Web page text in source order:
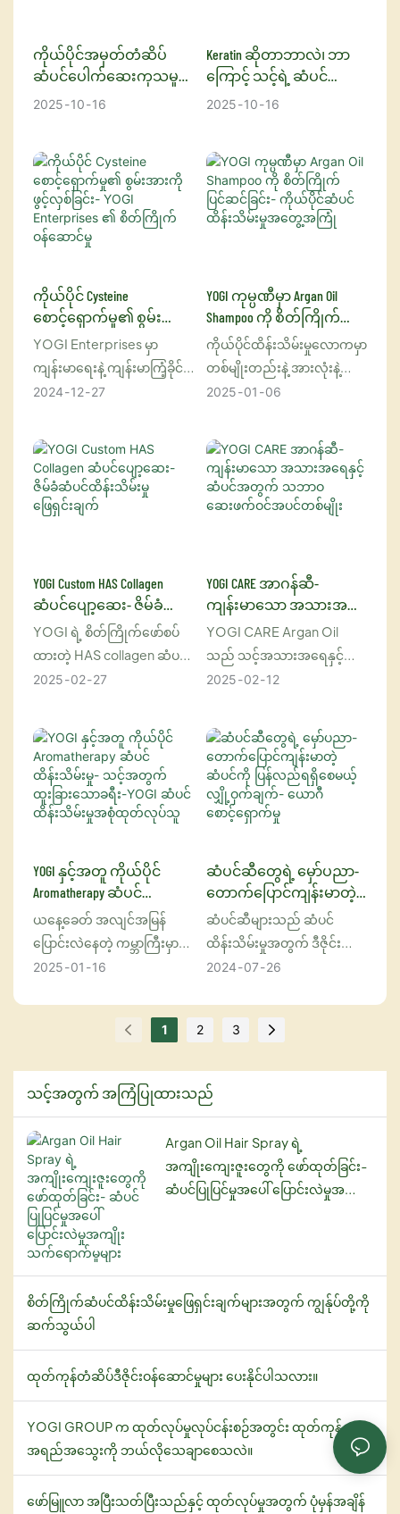
လိုက်ပါ။
လေ့လာသွားမှာဖြစ်ပြီး သင့်
ဆံပင်ထိန်းသိမ်းမှုလုပ်ရိုးလုပ်
စဉ်မှာ ဘာကြောင့် ထည့်သွင်း
များစွာကို ဖော်ပြပေးသွားမှာ
ဖြစ်ပါတယ်။
ထားသော ဤ mask သည်
ဆံပင်ဖွဲ့စည်းပုံကို ပြန်လည်
စွမ်းနိုင်စေရန် ကူညီပေးပြီး
ဆံပင်ကို ပိုမိုနူးညံ့တောက်
ပြောင်စေပြီး ကျန်းမာစေ
ပါသည်။
ကိုယ်ပိုင်အမှတ်တံဆိပ်
ဆံပင်ပေါက်ဆေးကုသမှု
လိုအပ်ပါသလား။ အဓိက
2025 10 16
Keratin ဆိုတာဘာလဲ၊ ဘာ
ကြောင့် သင့်ရဲ့ ဆံပင်
ထိန်းသိမ်းမှု ထုတ်ကုန်လိုင်း
2025 10 16
ကိုယ်ပိုင် Cysteine ​​
စောင့်ရှောက်မှု၏ စွမ်းအား
ကို ဖွင့်လှစ်ခြင်း- YOGI
Enterprises ၏ စိတ်ကြိုက်
ဝန်ဆောင်မှု
YOGI Enterprises မှာ
ကျန်းမာရေးနဲ့ ကျန်းမာကြံ့ခိုင်မှု
လောကမှာ ဆန်းသစ်တီထွင်မှု
ပေါင်းစပ်ထားပါတယ်။
စိတ်ကြိုက်ကျန်းမာရေး
ဖြေရှင်းချက်တွေအတွက်
တိုးပွားလာနေတဲ့ ၀ယ်လိုအား
အောက်ဆီးဒင့် အထောက်အပံ့
အထိ ကိုယ်ရေးကိုယ်တာ
စောင့်ရှောက်မှုရဲ့ ရှုထောင့်များ
စွာကို ပစ်မှတ်ထားတဲ့ အဆင့်
မြင့်ထုတ်ကုန်ဖြစ်တဲ့
မိတ်ဆက်လိုက်ပါတယ်။
ခေတ်မီသိပ္ပံပညာကို အမိုင်နို
အက်ဆစ်ကုထုံးရဲ့
အကျိုးကျေးဇူးတွေနဲ့
ပုဂ္ဂိုလ်ရေးဆန်တဲ့ ကျန်းမာရေး
နဲ့ အလှအပဆိုင်ရာ
ဖြေရှင်းချက်တွေကို ခံစားနိုင်
အောင် ကျွန်ုပ်တို့ စွမ်းဆောင်
ပေးပါတယ်။
2024 12 27
YOGI ကုမ္ပဏီမှာ Argan Oil
Shampoo ကို စိတ်ကြိုက်
ပြင်ဆင်ခြင်း- ကိုယ်ပိုင်
ဆံပင်ထိန်းသိမ်းမှု
အတွေ့အကြုံ
ကိုယ်ပိုင်ထိန်းသိမ်းမှုလောကမှာ
တစ်မျိုးတည်းနဲ့ အားလုံးနဲ့
ကိုက်ညီတာမျိုး မဟုတ်ပါဘူး
ထိန်းသိမ်းမှုနဲ့ ပတ်သက်လာ
ရင်ပေါ့။ သင့်ဆံပင်က
ခြောက်သွေ့နေပါစေ၊ အဆီပြန်
နေပါစေ၊ ကောက်နေပါစေ၊ ဒါမှ
လိုအပ်ချက်တွေနဲ့ ကိုက်ညီတဲ့
ပြီးပြည့်စုံတဲ့ ခေါင်းလျှော်ရည်
အလုပ်တစ်ခု ဖြစ်နိုင်ပါတယ်။
အဲဒါကြောင့် YOGI ကုမ္ပဏီက
စိတ်ကြိုက်အာဟာရဓာတ်တွေ
ပေးစွမ်းနိုင်ဖို့ ဒီဇိုင်းထုတ်ထား
တဲ့ သူတို့ရဲ့ စိတ်ကြိုက် Argan
Oil ခေါင်းလျှော်ရည်နဲ့
2025 01 06
YOGI Custom HAS Collagen
ဆံပင်ပျော့ဆေး- ဇိမ်ခံ
ဆံပင်ထိန်းသိမ်းမှု
ဖြေရှင်းချက်
YOGI ရဲ့ စိတ်ကြိုက်ဖော်စပ်
ထားတဲ့ HAS collagen ဆံပင်
ပျော့ဆေးဟာ သင့်ဆံပင်ကို
ဖြည့်တင်းပေးပြီး ပြန်လည်နုပျို
စေဖို့အတွက် ဒီဇိုင်းထုတ်ထား
တဲ့ တော်လှန်ပြောင်းလဲမှု
ထုတ်ကုန်တစ်ခုပါ။
အရည်အသွေးမြင့်
(HAS) ပါဝင်တဲ့ ဒီဆံပင်ပျော့
ဆေးဟာ အစိုဓာတ်ကို
ပြန်လည်ဖြည့်တင်းပေးခြင်း၊
ဆန့်နိုင်အားကို မြှင့်တင်ပေး
ခြင်းနဲ့ ဆံသားတစ်ခုလုံးရဲ့
ကောင်းမွန်စေဖို့ အံ့ဖွယ်
လုပ်ဆောင်ချက်တွေကို
အစိုဓာတ်ဖြည့်တင်းပေးတဲ့ ဖော်
မြူလာက ဆံပင်တစ်ချောင်း
ချင်းစီကို နက်ရှိုင်းစွာ စိမ့်ဝင်ပြီး
ဆံသားကို ပိုးသားလို နူးညံ့
ချောမွေ့စေပြီး စီမံခန့်ခွဲရ
လွယ်ကူစေပါတယ်။ ပုံမှန်
အသုံးပြုခြင်းအားဖြင့် ဆံပင်
ကျိုးကြေခြင်းကို လျှော့ချပေး
ရုံသာမက ဆံပင်အတွင်းပိုင်းက
နေ သန်မာစေခြင်းဖြင့် ကျန်းမာ
တဲ့ ကြီးထွားမှုကိုလည်း မြှင့်
တင်ပေးပါတယ်။
2025 02 27
YOGI CARE အာဂန်ဆီ-
ကျန်းမာသော အသားအရေ
နှင့် ဆံပင်အတွက် သဘာဝ
ဆေးဖက်ဝင်အပင်တစ်မျိုး
YOGI CARE Argan Oil
သည် သင့်အသားအရေနှင့်
ဆံပင်အတွက် အကျိုးကျေးဇူး
ပရီမီယံ ၁၀၀% သဘာဝဆီတစ်
မျိုးဖြစ်သည်။ မော်ရိုကိုနိုင်ငံမှ
မူလပေါက်ရောက်သော Argan
သစ်ပင်၏ အစေ့မှ ထုတ်ယူ
ထားသော ဤဇိမ်ခံဆီသည်
အာဟာရဓာတ်နှင့် ကုသခြင်း
ဂုဏ်သတ္တိများကြောင့် "အရည်
ရွှေ" ဟု မကြာခဏ ရည်ညွှန်း
လေ့ရှိသည်။ ဗီတာမင်များ၊ မရှိ
မဖြစ်လိုအပ်သော အဆီအက်
များ ပြည့်နှက်နေသော YOGI
CARE Argan Oil ကို ပြန်လည်
နှင့် ကာကွယ်ပေးရန် ဒီဇိုင်း
ထုတ်ထားပြီး မည်သည့်
အလှအပအစီအစဉ်တွင်မဆို မ
ရှိမဖြစ်ဖြည့်စွက်ပစ္စည်းတစ်ခု
ဖြစ်စေသည်။
2025 02 12
YOGI နှင့်အတူ ကိုယ်ပိုင်
Aromatherapy ဆံပင်
ထိန်းသိမ်းမှု- သင့်အတွက်
ထူးခြားသောခရီး-YOGI
ဆံပင်ထိန်းသိမ်းမှုအစုံ
ယနေ့ခေတ် အလျင်အမြန်
ပြောင်းလဲနေတဲ့ ကမ္ဘာကြီးမှာ
ကိုယ့်ကိုယ်ကိုယ် ဂရုစိုက်ဖို့က
ထိန်းသိမ်းမှုဟာ အခြေခံ
င်းရှိုင်း ကိုယ်ရေးကိုယ်တာနဲ့
အာရုံခံစားမှုဆိုင်ရာ
အတွေ့အကြုံတွေအထိ
ပြောင်းလဲလာခဲ့ပါတယ်။ ဆန်း
သစ်တီထွင်မှုနဲ့ ကျန်းမာကြံ့ခိုင်မှု
ဆိုတဲ့ အမှတ်တံဆိပ်တစ်ခုဖြစ်
တဲ့ YOGI က သင့်ရဲ့ ဆံပင်
ထိန်းသိမ်းမှုလုပ်ရိုးလုပ်စဉ်ကို
မြှင့်တင်ဖို့ ပြောင်းလဲစေမယ့်
နည်းလမ်းတစ်ခုကို မိတ်ဆက်
ပေးလိုက်ပါတယ်- စိတ်ကြိုက်
ပြင်ဆင်နိုင်တဲ့
conditioner နဲ့ pre-wash
essence တို့ပဲ ဖြစ်ပါတယ်။
2025 01 16
ဆံပင်ဆီတွေရဲ့ မှော်ပညာ-
တောက်ပြောင်ကျန်းမာတဲ့
ဆံပင်ကို ပြန်လည်ရရှိစေ
မယ့် လျှို့ဝှက်ချက်- ယောဂီ
စောင့်ရှောက်မှု
ဆံပင်ဆီများသည် ဆံပင်
ထိန်းသိမ်းမှုအတွက် ဒီဇိုင်း
ထုတ်ထားသော ထုတ်ကုန်များ
ဖြင့် ပြုလုပ်ထားလေ့ရှိသည်။
အကျိုးကျေးဇူးများစွာရှိပြီး
၎င်းတို့တွင် အောက်ပါတို့ပါဝင်
ဆံပင်ကို အစိုဓာတ်ထိန်းပါ:
နက်ရှိုင်းစွာ အစိုဓာတ်ထိန်းပေး
ပါသည်။ ၎င်းတို့သည် ဆံပင်၏
ကူညီပေးနိုင်ပါသည်။
ပျက်စီးနေသောဆံပင်ကို
ပြုပြင်ပါ-
အဆီအနှစ်တွေမှာပါတဲ့
2024 07 26
1 2 3
သင့်အတွက် အကြံပြုထားသည်
Argan Oil Hair Spray ရဲ့
အကျိုးကျေးဇူးတွေကို ဖော်ထုတ်ခြင်း-
ဆံပင်ပြုပြင်မှုအပေါ် ပြောင်းလဲမှုအကျိုး
စိတ်ကြိုက်ဆံပင်ထိန်းသိမ်းမှုဖြေရှင်းချက်များအတွက် ကျွန်ုပ်တို့ကို
ဆက်သွယ်ပါ
ထုတ်ကုန်တံဆိပ်ဒီဇိုင်းဝန်ဆောင်မှုများ ပေးနိုင်ပါသလား။
YOGI GROUP က ထုတ်လုပ်မှုလုပ်ငန်းစဉ်အတွင်း ထုတ်ကုန်
အရည်အသွေးကို ဘယ်လိုသေချာစေသလဲ။
ဖော်မြူလာ အပြီးသတ်ပြီးသည်နှင့် ထုတ်လုပ်မှုအတွက် ပုံမှန်အချိန်